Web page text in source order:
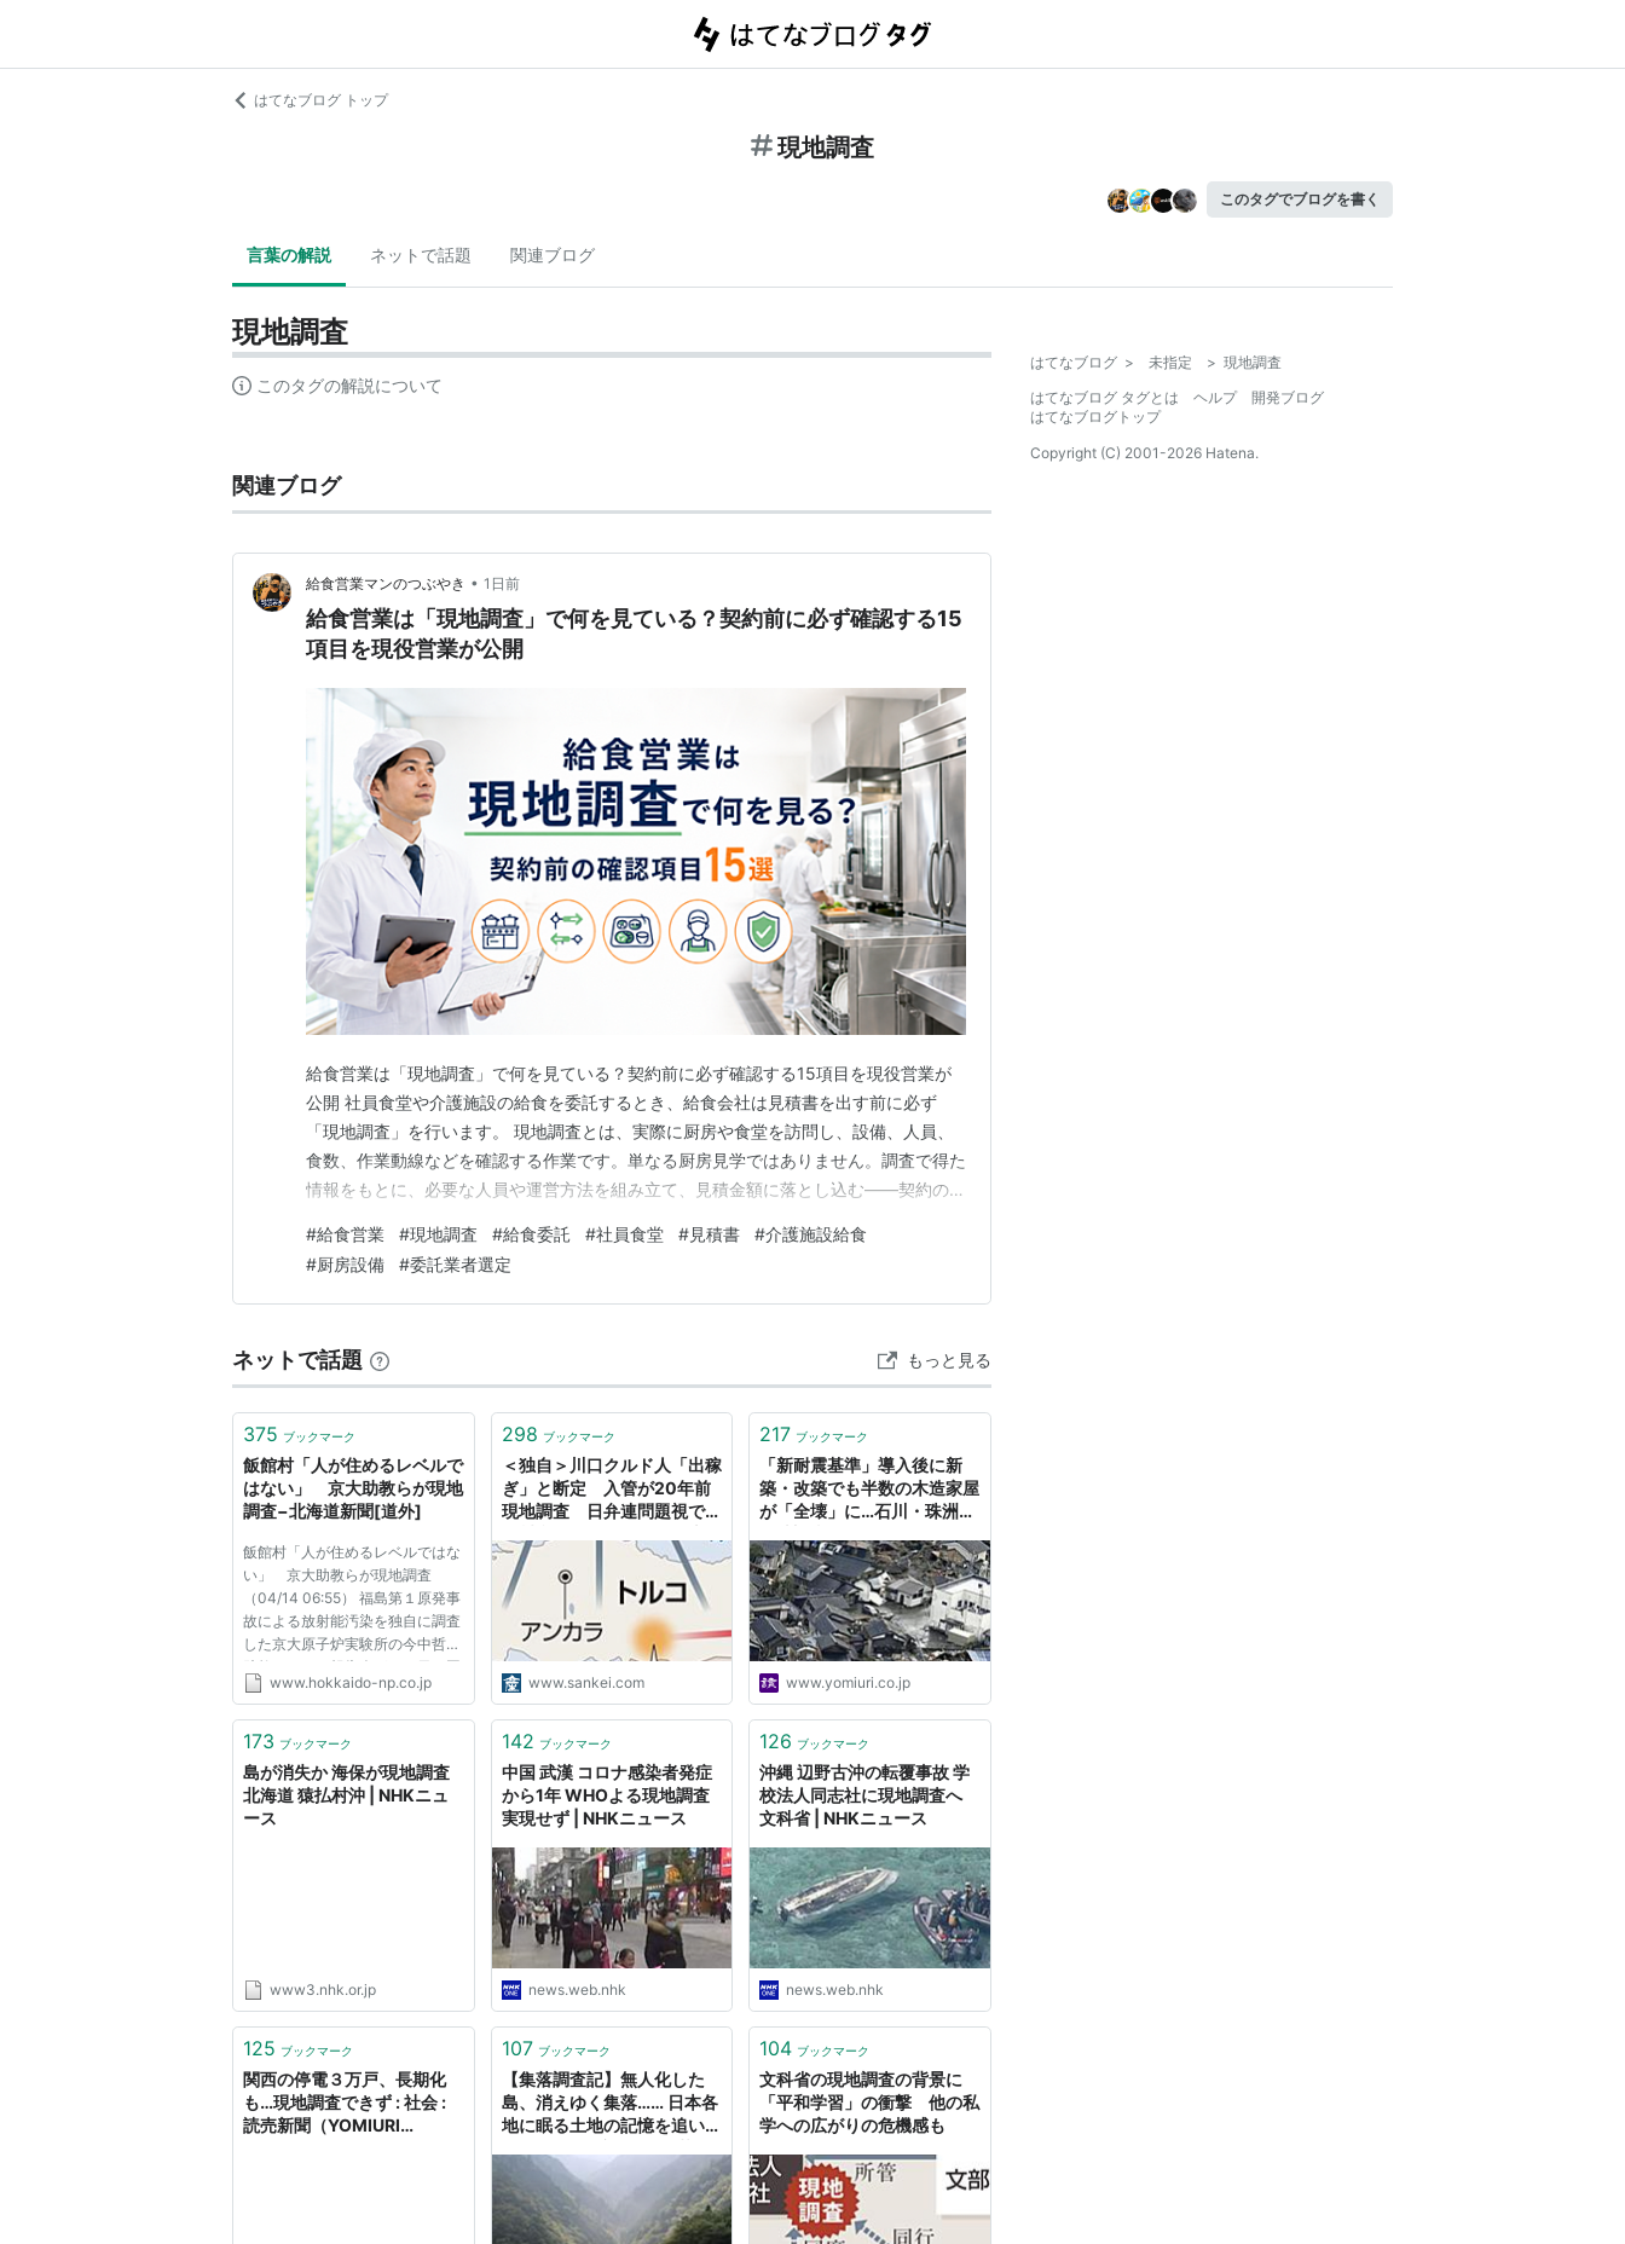
はてなブログ トップ
現地調査
このタグでブログを書く
言葉の解説 ネットで話題 関連ブログ
現地調査
このタグの解説について
関連ブログ
給食営業マンのつぶやき • 1日前
給食営業は「現地調査」で何を見ている？契約前に必ず確認する15
項目を現役営業が公開
給食営業は「現地調査」で何を見ている？契約前に必ず確認する15項目を現役営業が
公開 社員食堂や介護施設の給食を委託するとき、給食会社は見積書を出す前に必ず
「現地調査」を行います。 現地調査とは、実際に厨房や食堂を訪問し、設備、人員、
食数、作業動線などを確認する作業です。単なる厨房見学ではありません。調査で得た
情報をもとに、必要な人員や運営方法を組み立て、見積金額に落とし込む——契約の土
こともあります。 私は給食営業として、企業給食、社員食堂、介護施設給食、厨房委
託の提案に日常的に関わってきました。今回は、契約前の現地…
#給食営業 #現地調査 #給食委託 #社員食堂 #見積書 #介護施設給食
#厨房設備 #委託業者選定
ネットで話題 もっと見る
375 ブックマーク
飯館村「人が住めるレベルで
はない」 京大助教らが現地
調査−北海道新聞[道外]
飯館村「人が住めるレベルではな
い」 京大助教らが現地調査
（04/14 06:55） 福島第１原発事
故による放射能汚染を独自に調査
した京大原子炉実験所の今中哲二
助教らによる報告会が１３日、国
会内で開かれた。今中氏は、同原
置する飯館村の一部について「人
い...
www.hokkaido-np.co.jp
298 ブックマーク
＜独自＞川口クルド人「出稼
ぎ」と断定 入管が20年前
現地調査 日弁連問題視で
www.sankei.com
217 ブックマーク
「新耐震基準」導入後に新
築・改築でも半数の木造家屋
が「全壊」に…石川・珠洲の
www.yomiuri.co.jp
173 ブックマーク
島が消失か 海保が現地調査
北海道 猿払村沖 | NHKニュ
ース
www3.nhk.or.jp
142 ブックマーク
中国 武漢 コロナ感染者発症
から1年 WHOよる現地調査
実現せず | NHKニュース
news.web.nhk
126 ブックマーク
沖縄 辺野古沖の転覆事故 学
校法人同志社に現地調査へ
文科省 | NHKニュース
news.web.nhk
125 ブックマーク
関西の停電３万戸、長期化
も…現地調査できず : 社会 :
読売新聞（YOMIURI
107 ブックマーク
【集落調査記】無人化した
島、消えゆく集落…… 日本各
地に眠る土地の記憶を追い求
地調査報告まとめ
104 ブックマーク
文科省の現地調査の背景に
「平和学習」の衝撃 他の私
学への広がりの危機感も
はてなブログ > 未指定 > 現地調査
はてなブログ タグとは
ヘルプ
開発ブログ
はてなブログトップ
Copyright (C) 2001-2026 Hatena.